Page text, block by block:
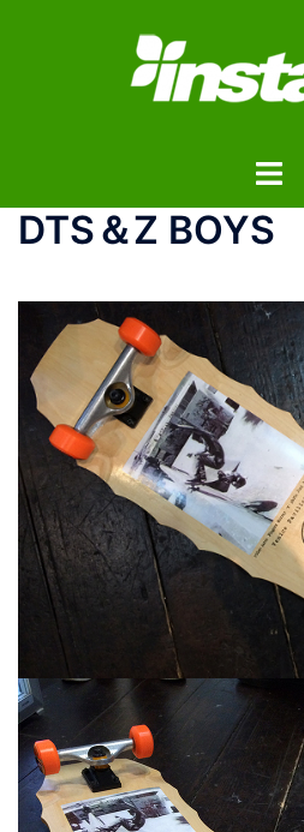
ス
ト
ル
ュ
ー
DTS＆Z BOYS